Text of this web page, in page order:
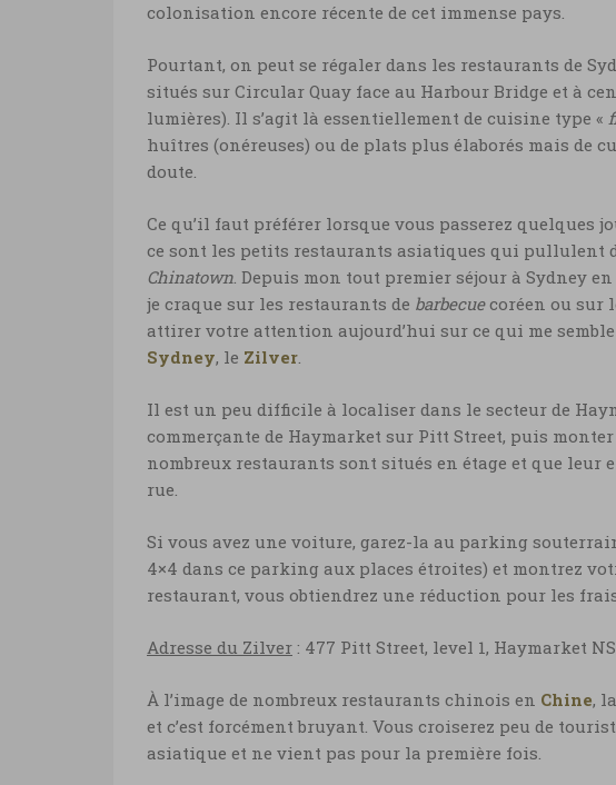
colonisation encore récente de cet immense pays.
Pourtant, on peut se régaler dans les restaurants de
situés sur Circular Quay face au Harbour Bridge et à
lumières). Il s’agit là essentiellement de cuisine type «
huîtres (onéreuses) ou de plats plus élaborés mais de
doute.
Ce qu’il faut préférer lorsque vous passerez quelques
ce sont les petits restaurants asiatiques qui pullulent
Chinatown. Depuis mon tout premier séjour à Sydney
je craque sur les restaurants de barbecuecoréen ou sur
attirer votre attention aujourd’hui sur ce qui me
Sydney, le Zilver.
Il est un peu difficile à localiser dans le secteur de
commerçante de Haymarket sur Pitt Street, puis monter
nombreux restaurants sont situés en étage et que leur
rue.
Si vous avez une voiture, garez-la au parking
4×4 dans ce parking aux places étroites) et montrez
restaurant, vous obtiendrez une réduction pour les
Adresse du Zilver : 477 Pitt Street, level 1, Haymarket
À l’image de nombreux restaurants chinois en Chine,
et c’est forcément bruyant. Vous croiserez peu de
asiatique et ne vient pas pour la première fois.